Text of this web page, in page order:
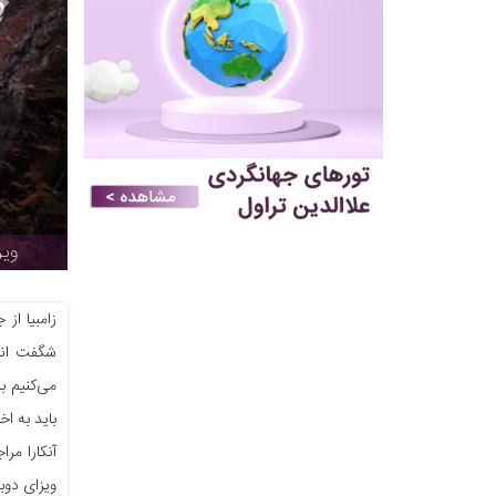
زامبیا
شگفت
می‌کنیم
باید به
آنکارا